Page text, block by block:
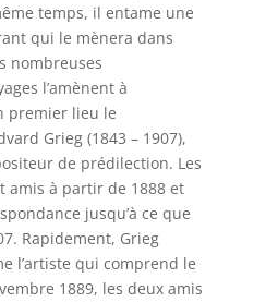
temps, il entame une
qui le mènera dans
nombreuses
l’amènent à
premier lieu le
Grieg (1843 – 1907),
de prédilection. Les
amis à partir de 1888 et
jusqu’à ce que
Rapidement, Grieg
l’artiste qui comprend le
1889, les deux amis